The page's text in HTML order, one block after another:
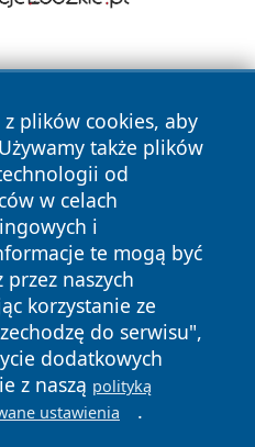
plików cookies, aby
także plików
od
w celach
i
te mogą być
naszych
korzystanie ze
do serwisu",
dodatkowych
z naszą polityką
ustawienia .
Wszystkie prawa
Polityka
Cookies